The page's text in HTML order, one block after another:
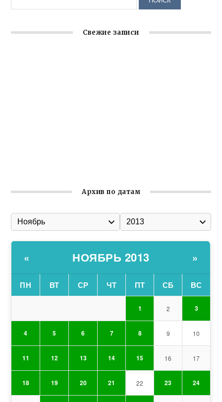
Свежие записи
Архив по датам
« НОЯБРЬ 2013 »
ПН ВТ СР ЧТ ПТ СБ ВС
1 2 3
4 5 6 7 8 9 10
11 12 13 14 15 16 17
18 19 20 21 22 23 24